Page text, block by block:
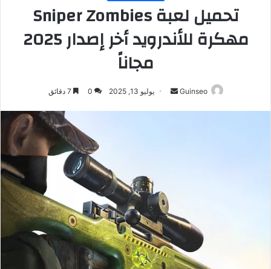
تحميل لعبة Sniper Zombies
مهكرة للأندرويد أخر إصدار 2025
مجاناً
Guinseo
أرسليوليو 13, 2025 0